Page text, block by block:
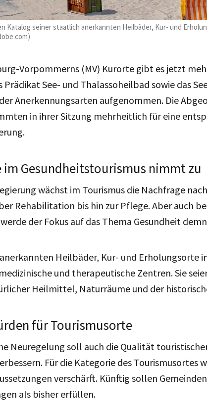
Katalog seiner staatlich anerkannten Heilbäder, Kur- und
Vorpommerns (MV) Kurorte gibt es jetzt
Prädikat See- und Thalassoheilbad sowie das
Anerkennungsarten aufgenommen. Die
in ihrer Sitzung mehrheitlich für eine
im Gesundheitstourismus nimmt zu
wächst im Tourismus die Nachfrage
Rehabilitation bis hin zur Pflege. Aber auch
der Fokus auf das Thema Gesundheit
Heilbäder, Kur- und Erholungsorte
und therapeutische Zentren. Sie
Heilmittel, Naturräume und der
für Tourismusorte
Neuregelung soll auch die Qualität
Für die Kategorie des Tourismusortes
verschärft. Künftig sollen
als bisher erfüllen.